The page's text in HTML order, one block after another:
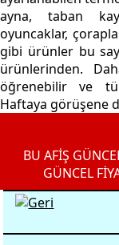
ayna, taban
oyuncaklar,
gibi ürünler bu
ürünlerinden.
öğrenebilir ve
Haftaya görüşene
BU AFİŞ
GÜNCEL